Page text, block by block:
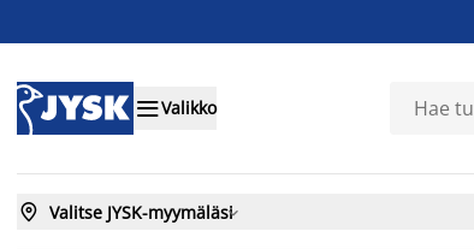
Valikko
 Valitse JYSK-myymäläsi